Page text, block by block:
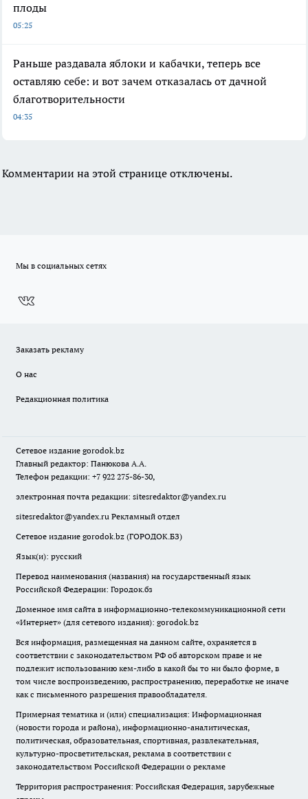
плоды
05:25
Раньше раздавала яблоки и кабачки, теперь все
оставляю себе: и вот зачем отказалась от дачной
благотворительности
04:35
Комментарии на этой странице отключены.
Мы в социальных сетях
Заказать рекламу
О нас
Редакционная политика
Сетевое издание gorodok.bz
Главный редактор: Панюкова А.А.
Телефон редакции: +7 922 275-86-30,
электронная почта редакции: sitesredaktor@yandex.ru
sitesredaktor@yandex.ru Рекламный отдел
Сетевое издание gorodok.bz (ГОРОДОК.БЗ)
Язык(и): русский
Перевод наименования (названия) на государственный язык
Российской Федерации: Городок.бз
Доменное имя сайта в информационно-телекоммуникационной сети
«Интернет» (для сетевого издания): gorodok.bz
Вся информация, размещенная на данном сайте, охраняется в
соответствии с законодательством РФ об авторском праве и не
подлежит использованию кем-либо в какой бы то ни было форме, в
том числе воспроизведению, распространению, переработке не иначе
как с письменного разрешения правообладателя.
Примерная тематика и (или) специализация: Информационная
(новости города и района), информационно-аналитическая,
политическая, образовательная, спортивная, развлекательная,
культурно-просветительская, реклама в соответствии с
законодательством Российской Федерации о рекламе
Территория распространения: Российская Федерация, зарубежные